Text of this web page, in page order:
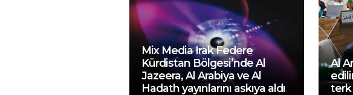
Mix Media Irak Federe
Kürdistan Bölgesi’nde Al
Jazeera, Al Arabiya ve Al
Hadath yayınlarını askıya aldı
Al